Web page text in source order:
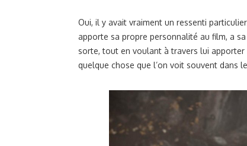
Oui, il y avait vraiment un ressenti
apporte sa propre personnalité au film, a
sorte, tout en voulant à travers lui apporter
quelque chose que l’on voit souvent dans